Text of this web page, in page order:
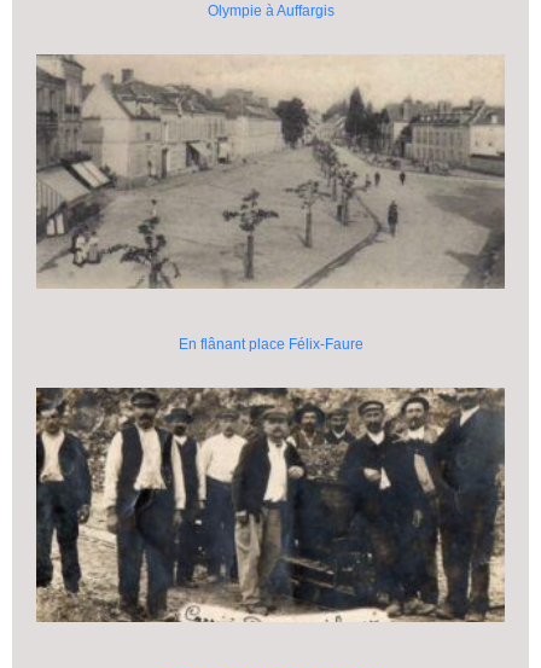
Olympie à Auffargis
En flânant place Félix-Faure